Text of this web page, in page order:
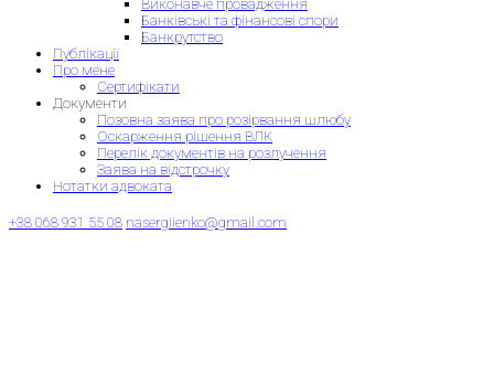
Виконавче провадження
Банківські та фінансові спори
Банкрутство
Публікації
Про мене
Сертифікати
Документи
Позовна заява про розірвання шлюбу
Оскарження рішення ВЛК
Перелік документів на розлучення
Заява на відстрочку
Нотатки адвоката
+38 068 931 55 08 nasergiienko@gmail.com